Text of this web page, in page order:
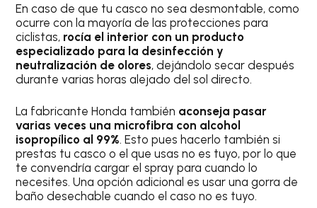
En caso de que tu casco no sea desmontable, como
ocurre con la mayoría de las protecciones para
ciclistas, rocía el interior con un producto
especializado para la desinfección y
neutralización de olores, dejándolo secar después
durante varias horas alejado del sol directo.
La fabricante Honda también aconseja pasar
varias veces una microfibra con alcohol
isopropílico al 99%. Esto pues hacerlo también si
prestas tu casco o el que usas no es tuyo, por lo que
te convendría cargar el spray para cuando lo
necesites. Una opción adicional es usar una gorra de
baño desechable cuando el caso no es tuyo.